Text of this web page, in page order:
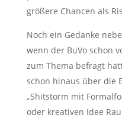
größere Chancen als
Noch ein Gedanke
wenn der BuVo schon
zum Thema befragt
schon hinaus über die
„Shitstorm mit
oder kreativen Idee